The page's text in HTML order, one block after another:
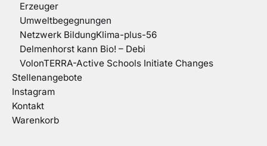
Erzeuger
Umweltbegegnungen
Netzwerk BildungKlima-plus-56
Delmenhorst kann Bio! – Debi
VolonTERRA-Active Schools Initiate Changes
Stellenangebote
Instagram
Kontakt
Warenkorb